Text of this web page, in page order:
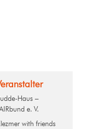
Haus –
e. V.
with friends